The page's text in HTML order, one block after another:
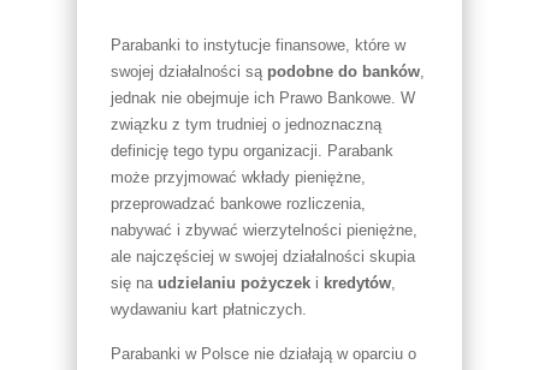
Parabanki to instytucje finansowe, które w
swojej działalności są podobne do banków,
jednak nie obejmuje ich Prawo Bankowe. W
związku z tym trudniej o jednoznaczną
definicję tego typu organizacji. Parabank
może przyjmować wkłady pieniężne,
przeprowadzać bankowe rozliczenia,
nabywać i zbywać wierzytelności pieniężne,
ale najczęściej w swojej działalności skupia
się na udzielaniu pożyczek i kredytów,
wydawaniu kart płatniczych.
Parabanki w Polsce nie działają w oparciu o